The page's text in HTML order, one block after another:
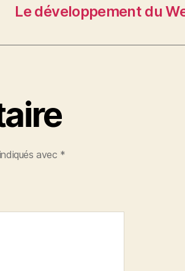
Le développement du
avec *